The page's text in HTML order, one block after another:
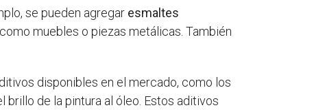
se pueden agregar esmaltes
muebles o piezas metálicas. También
disponibles en el mercado, como los
de la pintura al óleo. Estos aditivos